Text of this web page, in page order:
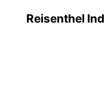
Reisenthel